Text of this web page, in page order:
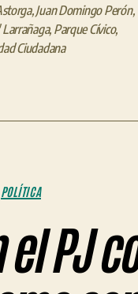
,Juan Domingo Perón,
, Parque Cívico,
Ciudadana
POLÍTICA
PJ